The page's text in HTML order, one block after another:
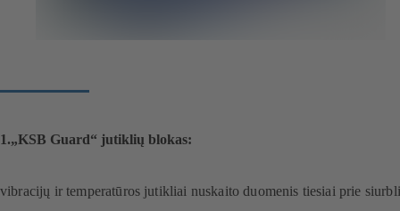
1.„KSB Guard“ jutiklių blokas:
vibracijų ir temperatūros jutikliai nuskaito duomenis tiesiai prie